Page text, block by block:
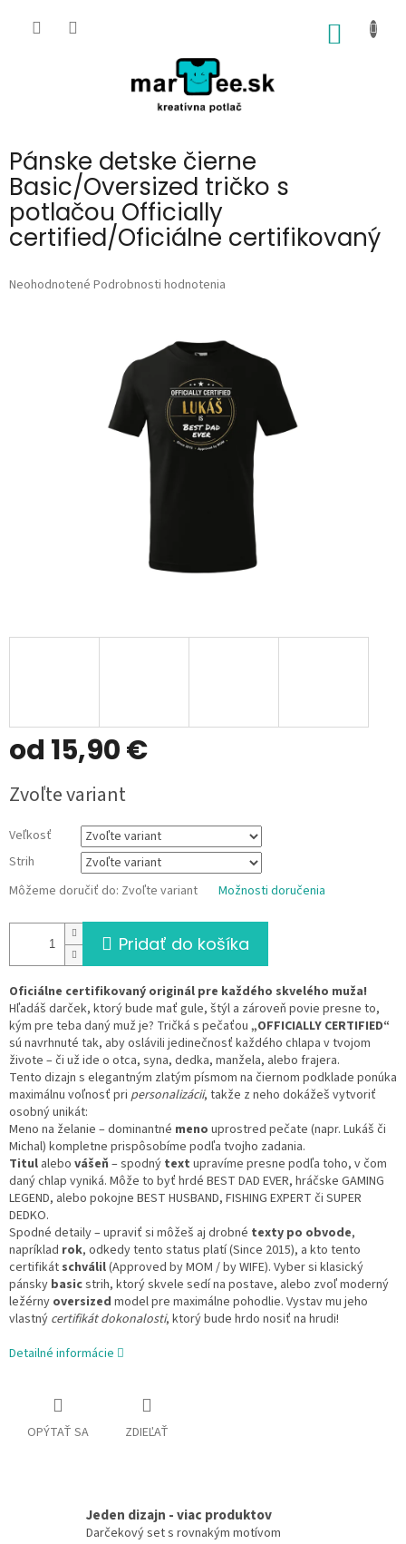
Pánske detske čierne
Basic/Oversized tričko s
potlačou Officially
certified/Oficiálne certifikovaný
Priemerné
Neohodnotené Podrobnosti hodnotenia
od 15,90 €
cena:
Zvoľte variant
Veľkosť
Strih
Môžeme doručiť do: Zvoľte variant Možnosti doručenia
Pridať do košíka
Oficiálne certifikovaný originál pre každého skvelého muža!
Hľadáš darček, ktorý bude mať gule, štýl a zároveň povie presne to,
kým pre teba daný muž je? Tričká s pečaťou „OFFICIALLY CERTIFIED“
sú navrhnuté tak, aby oslávili jedinečnosť každého chlapa v tvojom
živote – či už ide o otca, syna, dedka, manžela, alebo frajera.
Tento dizajn s elegantným zlatým písmom na čiernom podklade ponúka
maximálnu voľnosť pri personalizácii, takže z neho dokážeš vytvoriť
osobný unikát:
Meno na želanie – dominantné meno uprostred pečate (napr. Lukáš či
Michal) kompletne prispôsobíme podľa tvojho zadania.
Titul alebo vášeň – spodný text upravíme presne podľa toho, v čom
daný chlap vyniká. Môže to byť hrdé BEST DAD EVER, hráčske GAMING
LEGEND, alebo pokojne BEST HUSBAND, FISHING EXPERT či SUPER
DEDKO.
Spodné detaily – upraviť si môžeš aj drobné texty po obvode,
napríklad rok, odkedy tento status platí (Since 2015), a kto tento
certifikát schválil(Approved by MOM / by WIFE). Vyber si klasický
pánsky basicstrih, ktorý skvele sedí na postave, alebo zvoľ moderný
ležérny oversized model pre maximálne pohodlie. Vystav mu jeho
vlastný certifikát dokonalosti, ktorý bude hrdo nosiť na hrudi!
Detailné informácie
OPÝTAŤ SA ZDIEĽAŤ
Jeden dizajn - viac produktov
Darčekový set s rovnakým motívom